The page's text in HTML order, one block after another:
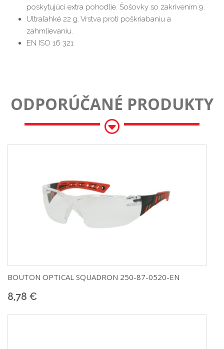
poskytujúci extra pohodlie. Šošovky so zakrivením 9.
Ultraľahké 22 g. Vrstva proti poškriabaniu a
zahmlievaniu.
EN ISO 16 321
ODPORÚČANÉ PRODUKTY
BOUTON OPTICAL SQUADRON 250-87-0520-EN
8,78 €